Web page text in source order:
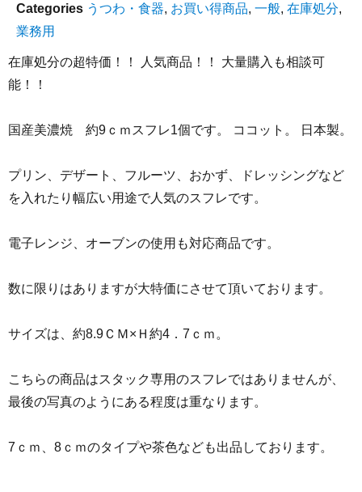
Categories うつわ・食器, お買い得商品, 一般, 在庫処分,
業務用
在庫処分の超特価！！ 人気商品！！ 大量購入も相談可
能！！
国産美濃焼 約9ｃｍスフレ1個です。 ココット。 日本製。
プリン、デザート、フルーツ、おかず、ドレッシングなど
を入れたり幅広い用途で人気のスフレです。
電子レンジ、オーブンの使用も対応商品です。
数に限りはありますが大特価にさせて頂いております。
サイズは、約8.9ＣＭ×Ｈ約4．7ｃｍ。
こちらの商品はスタック専用のスフレではありませんが、
最後の写真のようにある程度は重なります。
7ｃｍ、8ｃｍのタイプや茶色なども出品しております。